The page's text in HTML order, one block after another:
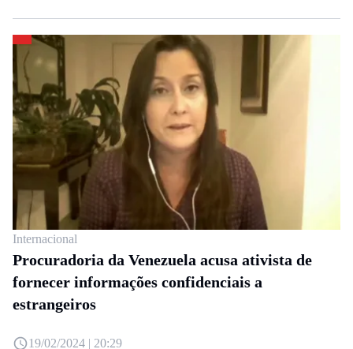
Internacional
Procuradoria da Venezuela acusa ativista de
fornecer informações confidenciais a
estrangeiros
19/02/2024 | 20:29